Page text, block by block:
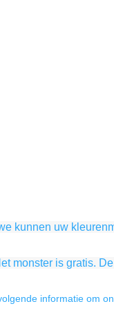
kunnen uw
monster is gratis.
informatie om